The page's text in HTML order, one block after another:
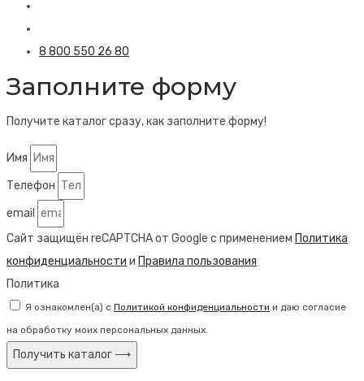
8 800 550 26 80
Заполните форму
Получите каталог сразу, как заполните форму!
Имя
Телефон
email
Сайт защищён reCAPTCHA от Google с применением Политика
конфиденциальности и Правила пользования
Политика
Я ознакомлен(а) с Политикой конфиденциальности и даю согласие
на обработку моих персональных данных.
Получить каталог ⟶